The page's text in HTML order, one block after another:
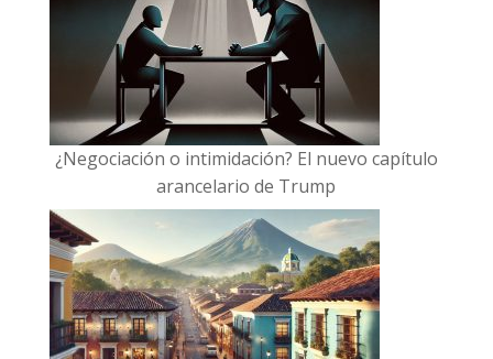
¿Negociación o intimidación? El nuevo capítulo
arancelario de Trump